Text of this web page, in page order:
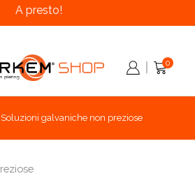
A presto!
0
Soluzioni galvaniche non preziose